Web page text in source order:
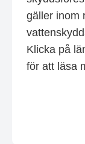
gäller inom
Klicka på
för att läsa